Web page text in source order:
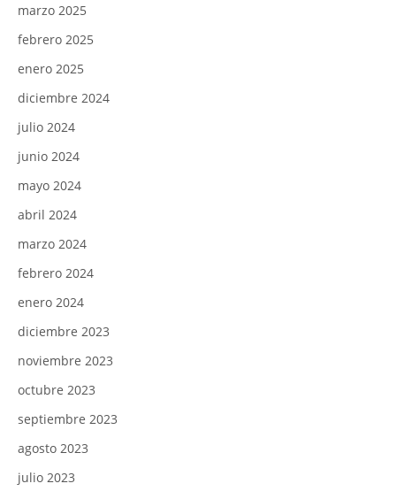
marzo 2025
febrero 2025
enero 2025
diciembre 2024
julio 2024
junio 2024
mayo 2024
abril 2024
marzo 2024
febrero 2024
enero 2024
diciembre 2023
noviembre 2023
octubre 2023
septiembre 2023
agosto 2023
julio 2023